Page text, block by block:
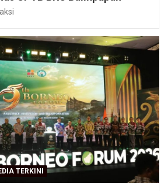
TERKINI